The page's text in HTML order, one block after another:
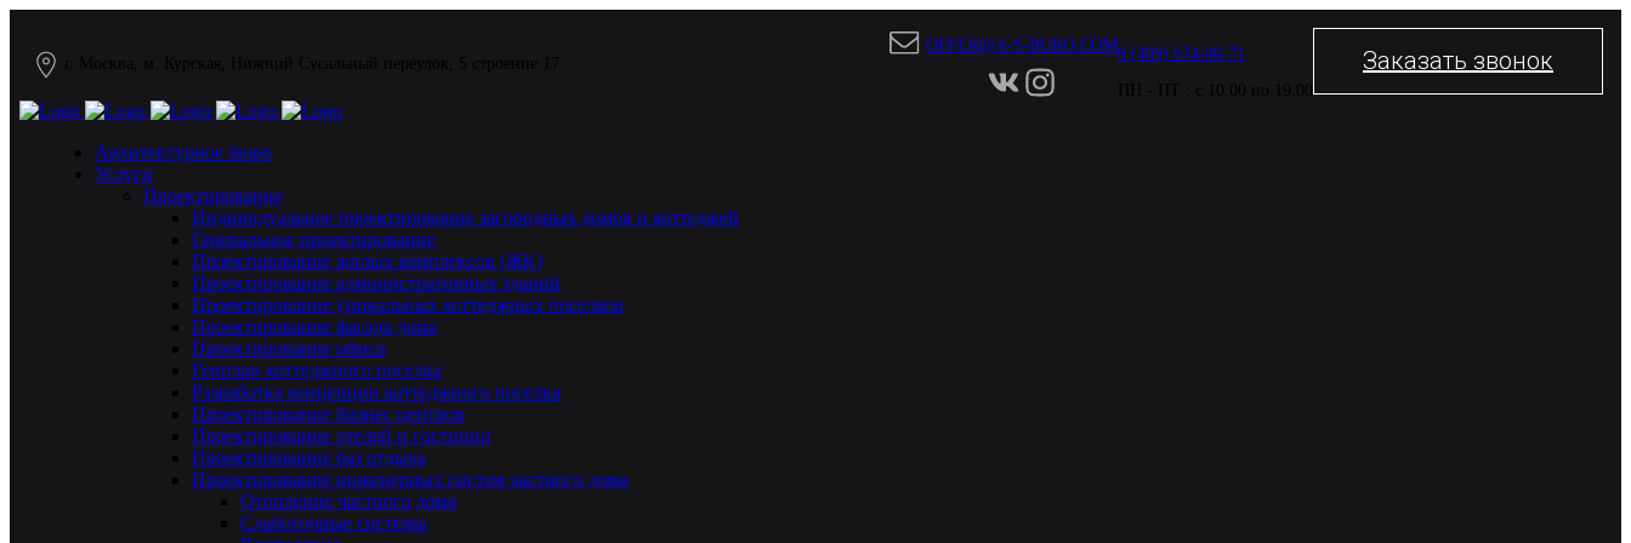
г. Москва, м. Курская, Нижний Сусальный переулок, 5 строение 17
OFFER@A-S-BURO.COM8 (499) 674-06-71
ПН - ПТ : с 10:00 по 19:00
Заказать звонок
Архитектурное бюро
Услуги
Проектирование
Индивидуальное проектирование загородных домов и коттеджей
Генеральное проектирование
Проектирование жилых комплексов (ЖК)
Проектирование административных зданий
Проектирование уникальных коттеджных поселков
Проектирование фасада дома
Проектирование офиса
Генплан коттеджного поселка
Разработка концепции коттеджного поселка
Проектирование бизнес центров
Проектирование отелей и гостиниц
Проектирование баз отдыха
Проектирование инженерных систем частного дома
Отопление частного дома
Слаботочные системы